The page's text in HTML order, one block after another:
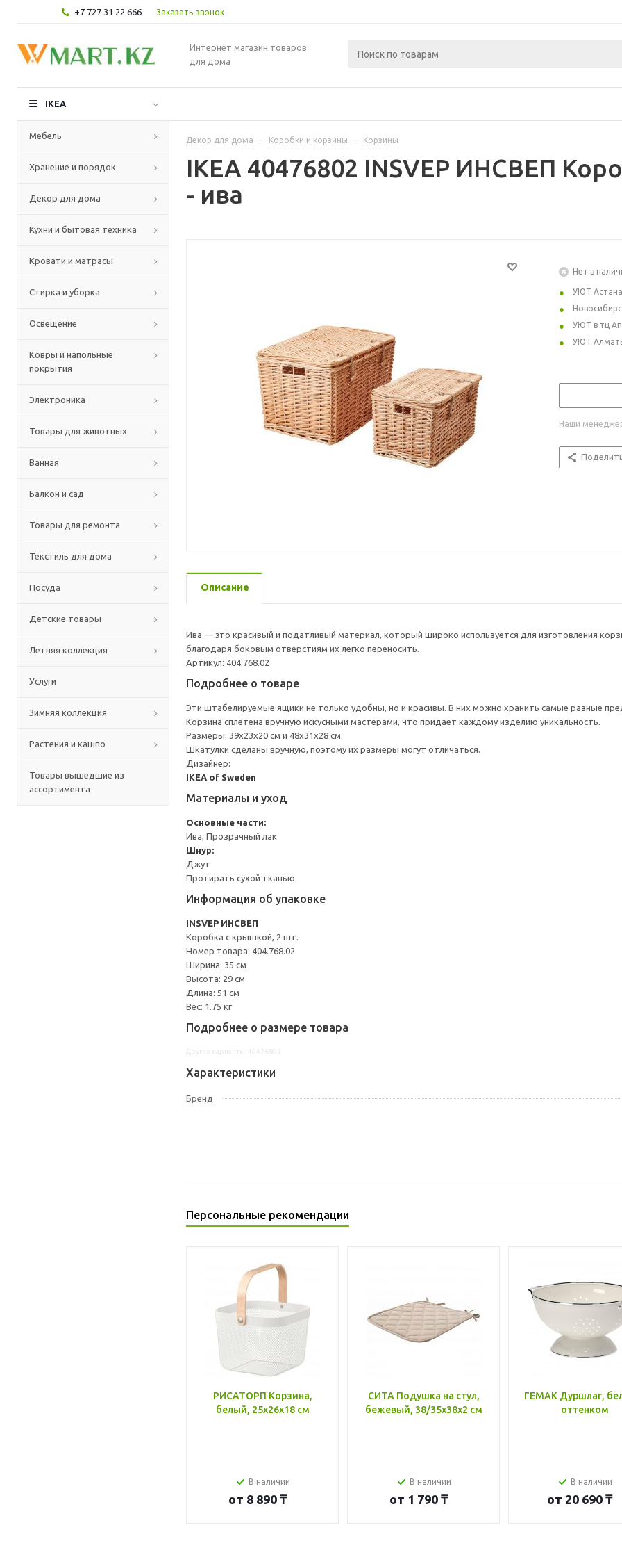
+7 727 31 22 666 Заказать звонок
Интернет магазин товаров
для дома
IKEA
Мебель
Хранение и порядок
Декор для дома
Кухни и бытовая техника
Кровати и матрасы
Стирка и уборка
Освещение
Ковры и напольные
покрытия
Электроника
Товары для животных
Ванная
Балкон и сад
Товары для ремонта
Текстиль для дома
Посуда
Детские товары
Летняя коллекция
Услуги
Зимняя коллекция
Растения и кашпо
Товары вышедшие из
ассортимента
Декор для дома - Коробки и корзины - Корзины
IKEA 40476802 INSVEP ИНСВЕП
- ива
Нет в
УЮТ Астана
УЮТ в тц
УЮТ
Наши
Описание
Ива — это красивый и податливый материал, который широко используется для изготовления
благодаря боковым отверстиям их легко переносить.
Артикул: 404.768.02
Подробнее о товаре
Эти штабелируемые ящики не только удобны, но и красивы. В них можно хранить самые разные
Корзина сплетена вручную искусными мастерами, что придает каждому изделию уникальность.
Размеры: 39x23x20 см и 48x31x28 см.
Шкатулки сделаны вручную, поэтому их размеры могут отличаться.
Дизайнер:
IKEA of Sweden
Материалы и уход
Основные части:
Ива, Прозрачный лак
Шнур:
Джут
Протирать сухой тканью.
Информация об упаковке
INSVEP ИНСВЕП
Коробка с крышкой, 2 шт.
Номер товара: 404.768.02
Ширина: 35 см
Высота: 29 см
Длина: 51 см
Вес: 1.75 кг
Подробнее о размере товара
Характеристики
Бренд
Персональные рекомендации
РИСАТОРП Корзина,
белый, 25x26x18 см
В наличии
от 8 890 ₸
СИТА Подушка на стул,
бежевый, 38/35x38x2 см
В наличии
от 1 790 ₸
ГЕМАК Дуршлаг,
оттенком
В наличии
от 20 690 ₸